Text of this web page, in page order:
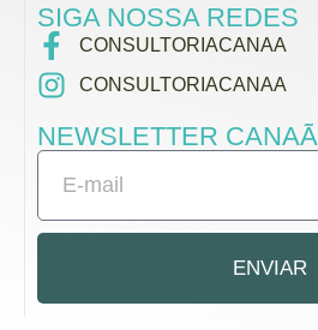
SIGA NOSSA REDES
CONSULTORIACANAA
CONSULTORIACANAA
NEWSLETTER CANAÃ
ENVIAR